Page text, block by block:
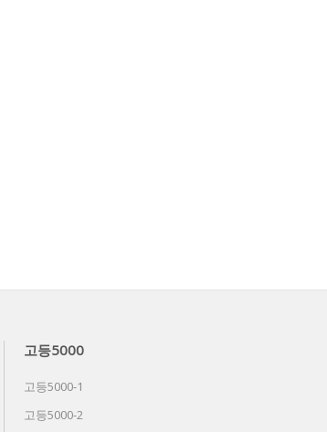
고등5000
고등5000-1
고등5000-2